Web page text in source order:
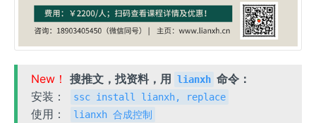
New！ 搜推文，找资料，用 lianxh 命令：
安装：
ssc install lianxh, replace
使用：
lianxh 合成控制